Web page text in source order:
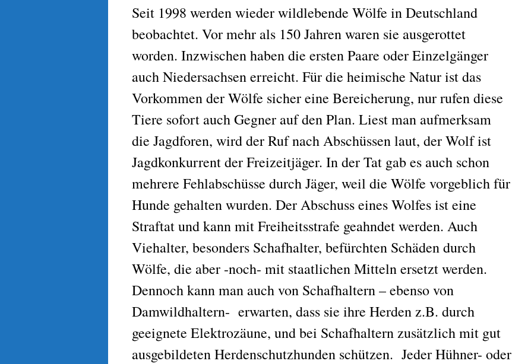
Seit 1998 werden wieder wildlebende Wölfe in Deutschland
beobachtet. Vor mehr als 150 Jahren waren sie ausgerottet
worden. Inzwischen haben die ersten Paare oder Einzelgänger
auch Niedersachsen erreicht. Für die heimische Natur ist das
Vorkommen der Wölfe sicher eine Bereicherung, nur rufen diese
Tiere sofort auch Gegner auf den Plan. Liest man aufmerksam
die Jagdforen, wird der Ruf nach Abschüssen laut, der Wolf ist
Jagdkonkurrent der Freizeitjäger. In der Tat gab es auch schon
mehrere Fehlabschüsse durch Jäger, weil die Wölfe vorgeblich für
Hunde gehalten wurden. Der Abschuss eines Wolfes ist eine
Straftat und kann mit Freiheitsstrafe geahndet werden. Auch
Viehalter, besonders Schafhalter, befürchten Schäden durch
Wölfe, die aber -noch- mit staatlichen Mitteln ersetzt werden.
Dennoch kann man auch von Schafhaltern – ebenso von
Damwildhaltern- erwarten, dass sie ihre Herden z.B. durch
geeignete Elektrozäune, und bei Schafhaltern zusätzlich mit gut
ausgebildeten Herdenschutzhunden schützen. Jeder Hühner- oder